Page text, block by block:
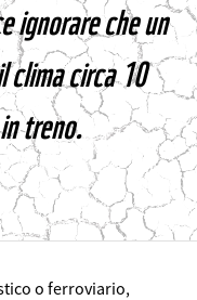
ignorare che un
clima circa 10
treno.
o ferroviario,